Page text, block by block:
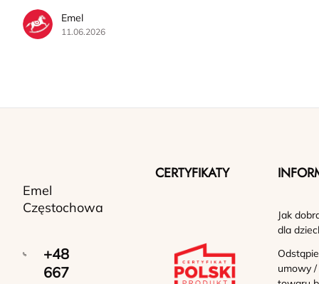
Emel
11.06.2026
Emel
Częstochowa
+48
667
CERTYFIKATY
Jak
dla
umowy